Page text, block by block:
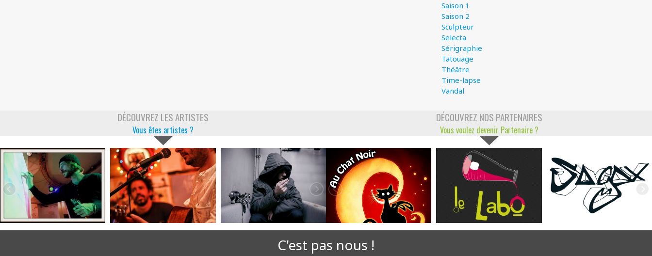
Saison 1
Saison 2
Sculpteur
Selecta
Sérigraphie
Tatouage
Théâtre
Time-lapse
Vandal
DÉCOUVREZ LES ARTISTES
Vous êtes artistes ?
DÉCOUVREZ NOS PARTENAIRES
Vous voulez devenir Partenaire ?
C'est pas nous !